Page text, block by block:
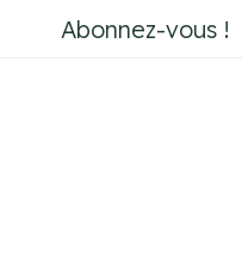
au
Abonnez-vous !